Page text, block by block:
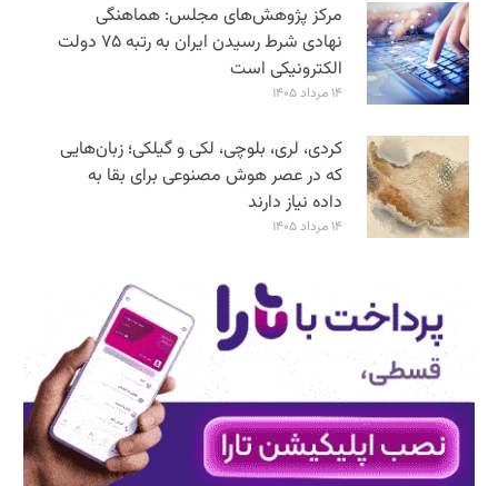
مرکز پژوهش‌های مجلس: هماهنگی
نهادی شرط رسیدن ایران به رتبه ۷۵ دولت
الکترونیکی است
۱۴ مرداد ۱۴۰۵
کردی، لری، بلوچی، لکی و گیلکی؛ زبان‌هایی
که در عصر هوش مصنوعی برای بقا به
داده نیاز دارند
۱۴ مرداد ۱۴۰۵